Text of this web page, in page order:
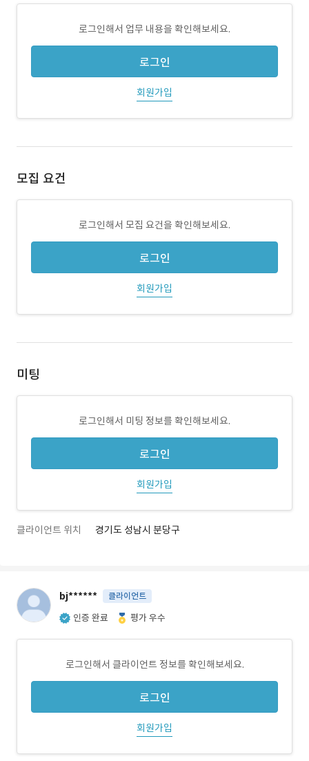
로그인해서 업무 내용을 확인해보세요.
로그인
회원가입
모집 요건
로그인해서 모집 요건을 확인해보세요.
로그인
회원가입
미팅
로그인해서 미팅 정보를 확인해보세요.
로그인
회원가입
클라이언트 위치 경기도 성남시 분당구
bj****** 클라이언트
인증 완료 평가 우수
로그인해서 클라이언트 정보를 확인해보세요.
로그인
회원가입